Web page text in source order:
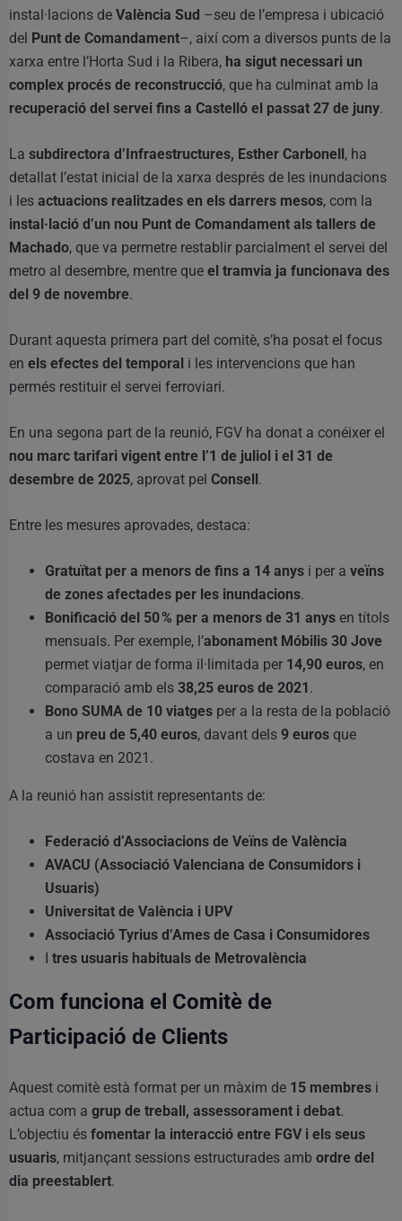
instal·lacions de València Sud –seu de l’empresa i ubicació
del Punt de Comandament–, així com a diversos punts de la
xarxa entre l’Horta Sud i la Ribera, ha sigut necessari un
complex procés de reconstrucció, que ha culminat amb la
recuperació del servei fins a Castelló el passat 27 de juny.
La subdirectora d’Infraestructures, Esther Carbonell, ha
detallat l’estat inicial de la xarxa després de les inundacions
i les actuacions realitzades en els darrers mesos, com la
instal·lació d’un nou Punt de Comandament als tallers de
Machado, que va permetre restablir parcialment el servei del
metro al desembre, mentre que el tramvia ja funcionava des
del 9 de novembre.
Durant aquesta primera part del comitè, s’ha posat el focus
en els efectes del temporal i les intervencions que han
permés restituir el servei ferroviari.
En una segona part de la reunió, FGV ha donat a conéixer el
nou marc tarifari vigent entre l’1 de juliol i el 31 de
desembre de 2025, aprovat pel Consell.
Entre les mesures aprovades, destaca:
Gratuïtat per a menors de fins a 14 anys i per a veïns
de zones afectades per les inundacions.
Bonificació del 50 % per a menors de 31 anys en títols
mensuals. Per exemple, l’abonament Móbilis 30 Jove
permet viatjar de forma il·limitada per 14,90 euros, en
comparació amb els 38,25 euros de 2021.
Bono SUMA de 10 viatges per a la resta de la població
a un preu de 5,40 euros, davant dels 9 euros que
costava en 2021.
A la reunió han assistit representants de:
Federació d’Associacions de Veïns de València
AVACU (Associació Valenciana de Consumidors i
Usuaris)
Universitat de València i UPV
Associació Tyrius d’Ames de Casa i Consumidores
I tres usuaris habituals de Metrovalència
Com funciona el Comitè de
Participació de Clients
Aquest comitè està format per un màxim de 15 membres i
actua com a grup de treball, assessorament i debat.
L’objectiu és fomentar la interacció entre FGV i els seus
usuaris, mitjançant sessions estructurades amb ordre del
dia preestablert.